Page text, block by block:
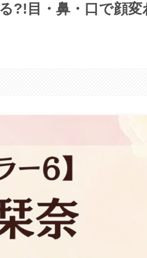
?!目・鼻・口で顔